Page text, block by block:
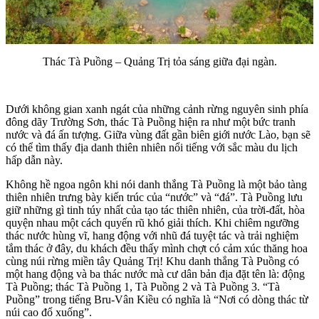
Thác Tà Puồng – Quảng Trị tỏa sáng giữa đại ngàn.
Dưới không gian xanh ngát của những cảnh rừng nguyên sinh phía
đông dãy Trường Sơn, thác Tà Puồng hiện ra như một bức tranh
nước và đá ấn tượng. Giữa vùng đất gần biên giới nước Lào, bạn sẽ
có thể tìm thấy địa danh thiên nhiên nổi tiếng với sắc màu du lịch
hấp dẫn này.
Không hề ngoa ngôn khi nói danh thắng Tà Puồng là một bảo tàng
thiên nhiên trưng bày kiến trúc của “nước” và “đá”. Tà Puồng lưu
giữ những gì tinh túy nhất của tạo tác thiên nhiên, của trời-đất, hòa
quyện nhau một cách quyến rũ khó giải thích. Khi chiêm ngưỡng
thác nước hùng vĩ, hang động với nhũ đá tuyệt tác và trải nghiệm
tắm thác ở đây, du khách đều thấy mình chợt có cảm xúc thăng hoa
cùng núi rừng miền tây Quảng Trị! Khu danh thắng Tà Puồng có
một hang động và ba thác nước mà cư dân bản địa đặt tên là: động
Tà Puồng; thác Tà Puồng 1, Tà Puồng 2 và Tà Puồng 3. “Tà
Puồng” trong tiếng Bru-Vân Kiều có nghĩa là “Nơi có dòng thác từ
núi cao đổ xuống”.